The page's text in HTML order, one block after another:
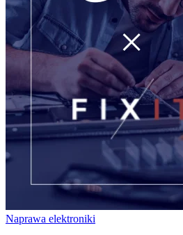
Naprawa elektroniki